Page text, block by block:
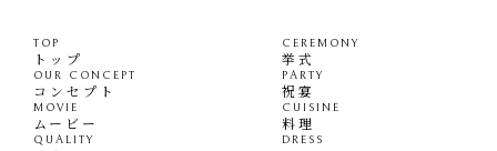
TOP
トップ
OUR CONCEPT
コンセプト
MOVIE
ムービー
QUALITY
CEREMONY
挙式
PARTY
祝宴
CUISINE
料理
DRESS